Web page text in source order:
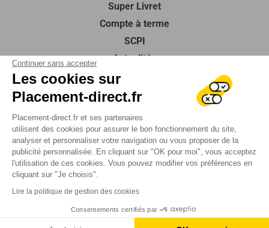
Continuer sans accepter
Les cookies sur
Placement-direct.fr
Placement-direct.fr et ses partenaires
utilisent des cookies pour assurer le bon fonctionnement du site,
analyser et personnaliser votre navigation ou vous proposer de la
publicité personnalisée. En cliquant sur "OK pour moi", vous acceptez
l'utilisation de ces cookies. Vous pouvez modifier vos préférences en
cliquant sur "Je choisis".
Lire la politique de gestion des cookies
Consentements certifiés par
Super Livret
Compte à terme
SCPI
Actualités
Guides de l’épargne
À propos de nous
Foire aux questions
SUIVEZ-NOUS
Plan du site